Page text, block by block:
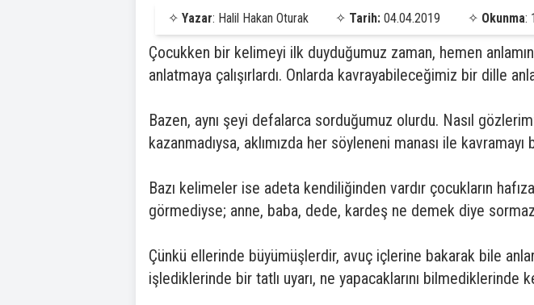
✧ Yazar: Halil Hakan Oturak ✧ Tarih: 04.04.2019 ✧ Okunma:
Çocukken bir kelimeyi ilk duyduğumuz zaman, hemen
anlatmaya çalışırlardı. Onlarda kavrayabileceğimiz bir dille
Bazen, aynı şeyi defalarca sorduğumuz olurdu. Nasıl
kazanmadıysa, aklımızda her söyleneni manası ile
Bazı kelimeler ise adeta kendiliğinden vardır çocukların
görmediyse; anne, baba, dede, kardeş ne demek diye
Çünkü ellerinde büyümüşlerdir, avuç içlerine bakarak bile
işlediklerinde bir tatlı uyarı, ne yapacaklarını bilmediklerinde